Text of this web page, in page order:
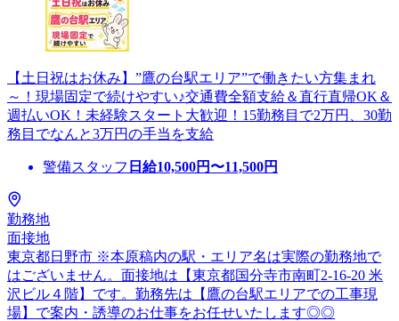
【土日祝はお休み】”鷹の台駅エリア”で働きたい方集まれ
～！現場固定で続けやすい♪交通費全額支給＆直行直帰OK＆
週払いOK！未経験スタート大歓迎！15勤務目で2万円、30勤
務目でなんと3万円の手当を支給
警備スタッフ 日給10,500円〜11,500円
勤務地
面接地
東京都日野市 ※本原稿内の駅・エリア名は実際の勤務地で
はございません。面接地は【東京都国分寺市南町2-16-20 米
沢ビル４階】です。勤務先は【鷹の台駅エリアでの工事現
場】で案内・誘導のお仕事をお任せいたします◎◎